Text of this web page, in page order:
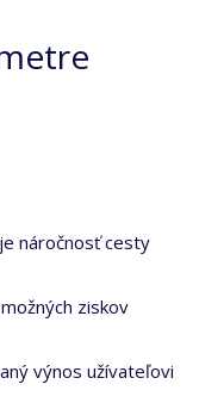
náročnosť cesty
ziskov
výnos užívateľovi